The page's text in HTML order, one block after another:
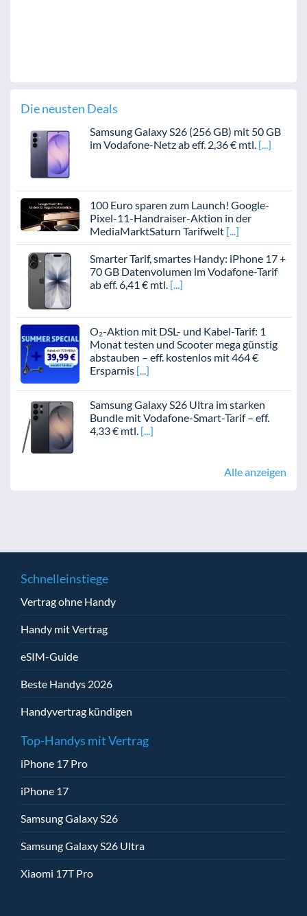
Die neusten Deals
Samsung Galaxy S26 (256 GB) mit 50 GB
im Vodafone-Netz ab eff. 2,36 € mtl.
100 Euro sparen zum Launch! Google-
Pixel-11-Handraiser-Aktion in der
MediaMarktSaturn Tarifwelt
Smarter Tarif, smartes Handy: iPhone 17 +
70 GB Datenvolumen im Vodafone-Tarif
ab eff. 6,41 € mtl.
O₂-Aktion mit DSL- und Kabel-Tarif: 1
Monat testen und Scooter mega günstig
abstauben – eff. kostenlos mit 464 €
Ersparnis
Samsung Galaxy S26 Ultra im starken
Bundle mit Vodafone-Smart-Tarif – eff.
4,33 € mtl.
Alle anzeigen
Schnelleinstiege
Vertrag ohne Handy
Handy mit Vertrag
eSIM-Guide
Beste Handys 2026
Handyvertrag kündigen
Top-Handys mit Vertrag
iPhone 17 Pro
iPhone 17
Samsung Galaxy S26
Samsung Galaxy S26 Ultra
Xiaomi 17T Pro